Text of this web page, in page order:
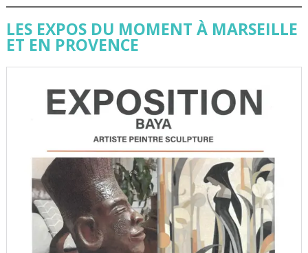
LES EXPOS DU MOMENT À MARSEILLE
ET EN PROVENCE